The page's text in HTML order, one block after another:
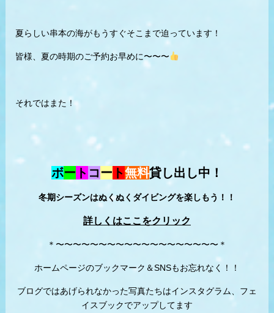
夏らしい串本の海がもうすぐそこまで迫っています！
皆様、夏の時期のご予約お早めに〜〜〜
それではまた！
ボー ト コー ト無料貸し出し中！
冬期シーズンはぬくぬくダイビングを楽しもう！！
詳しくはここをクリック
＊〜〜〜〜〜〜〜〜〜〜〜〜〜〜〜〜〜〜〜＊
ホームページのブックマーク＆SNSもお忘れなく！！
ブログではあげられなかった写真たちはインスタグラム、フェ
イスブックでアップしてます